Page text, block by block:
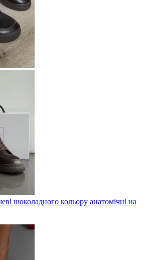
шоколадного кольору анатомічні на